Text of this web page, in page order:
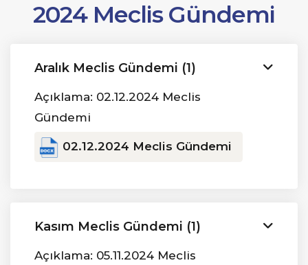
2024 Meclis Gündemi
Aralık Meclis Gündemi (1)
Açıklama: 02.12.2024 Meclis
Gündemi
02.12.2024 Meclis Gündemi
Kasım Meclis Gündemi (1)
Açıklama: 05.11.2024 Meclis